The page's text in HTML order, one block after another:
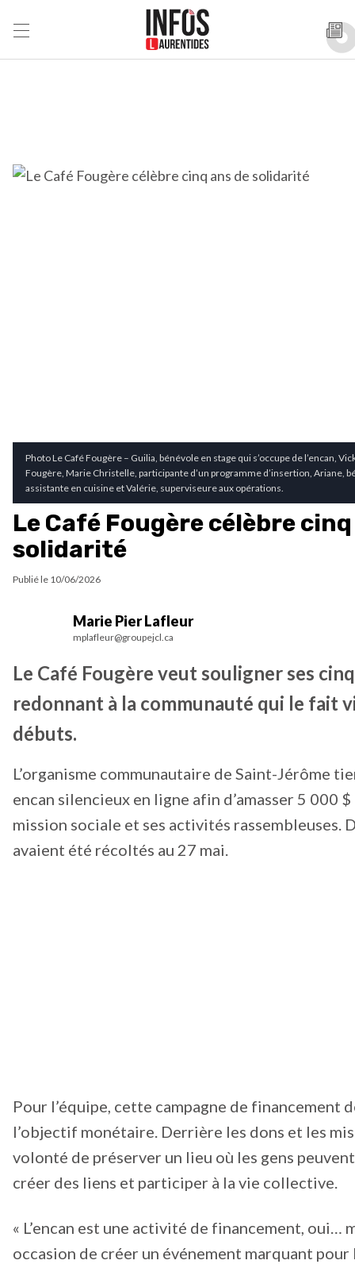
Photo Le Café Fougère – Guilia, bénévole en stage qui s’occupe de l’encan,
Fougère, Marie Christelle, participante d’un programme d’insertion, Ariane,
assistante en cuisine et Valérie, superviseure aux opérations.
Le Café Fougère célèbre
solidarité
Publié le 10/06/2026
Marie Pier Lafleur
mplafleur@groupejcl.ca
Le Café Fougère veut souligner ses
redonnant à la communauté qui le fait
débuts.
L’organisme communautaire de Saint-Jérôme
encan silencieux en ligne afin d’amasser 5 000
mission sociale et ses activités rassembleuses.
avaient été récoltés au 27 mai.
Pour l’équipe, cette campagne de financement
l’objectif monétaire. Derrière les dons et les
volonté de préserver un lieu où les gens
créer des liens et participer à la vie collective.
« L’encan est une activité de financement, oui…
occasion de créer un événement marquant